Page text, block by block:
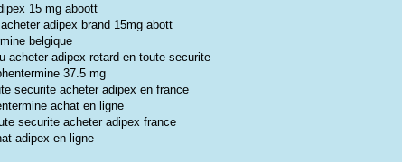
15 mg aboott
adipex brand 15mg abott
belgique
acheter adipex retard en toute securite
37.5 mg
securite acheter adipex en france
achat en ligne
securite acheter adipex france
adipex en ligne